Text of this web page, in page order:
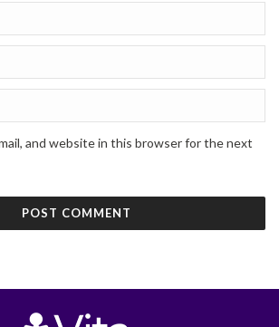
and website in this browser for the next